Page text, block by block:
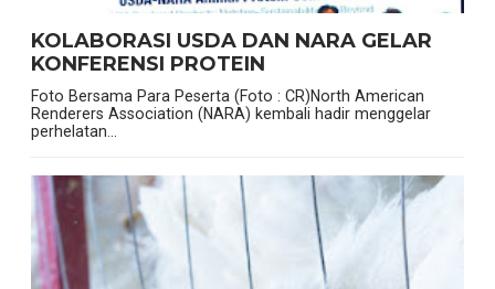
KOLABORASI USDA DAN NARA GELAR
KONFERENSI PROTEIN
Foto Bersama Para Peserta (Foto : CR)North American
Renderers Association (NARA) kembali hadir menggelar
perhelatan...